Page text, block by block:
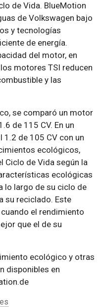
de Vida. BlueMotion
de Volkswagen bajo
y tecnologías
de energía.
del motor, en
motores TSI reducen
y las
se comparó un motor
de 115 CV. En un
de 105 CV con un
ecológicos,
Ciclo de Vida según la
ecológicas
lo largo de su ciclo de
su reciclado. Este
el rendimiento
que el de su
ecológico y otras
disponibles en